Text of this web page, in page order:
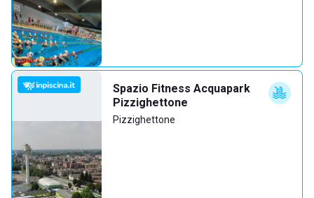
Spazio Fitness Acquapark
Pizzighettone
Pizzighettone